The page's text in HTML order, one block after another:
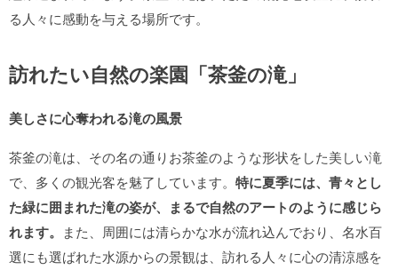
る人々に感動を与える場所です。
訪れたい自然の楽園「茶釜の滝」
美しさに心奪われる滝の風景
茶釜の滝は、その名の通りお茶釜のような形状をした美しい滝
で、多くの観光客を魅了しています。 特に夏季には、青々とし
た緑に囲まれた滝の姿が、まるで自然のアートのように感じら
れます。 また、周囲には清らかな水が流れ込んでおり、名水百
選にも選ばれた水源からの景観は、訪れる人々に心の清涼感を